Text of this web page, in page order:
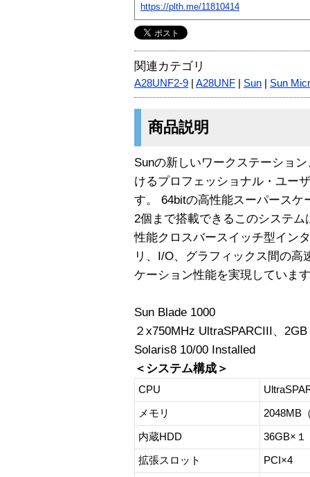
https://plth.me/11810414
関連カテゴリ
A28UNF2-9 A28UNF Sun Sun
商品説明
Sunの新しいワークステーショ
けるプロフェッショナル・ユー
す。 64bitの高性能スーパースケ
2個まで搭載できるこのシステ
性能クロスバースイッチ型イン
リ、I/O、グラフィックス間の
ケーション性能を実現していま
Sun Blade 1000
２x750MHz UltraSPARCIII、
Solaris8 10/00 Installed
＜システム構成＞
CPU
メモリ 2048MB
内蔵HDD 36GB×１
拡張スロット PCI×4